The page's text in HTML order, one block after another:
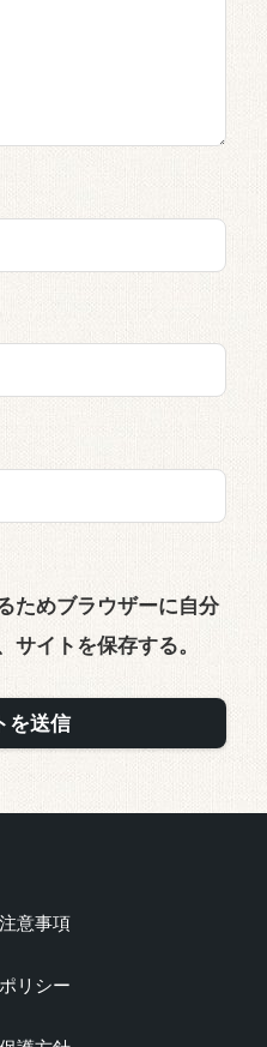
ためブラウザーに自分
サイトを保存する。
意事項
リシー